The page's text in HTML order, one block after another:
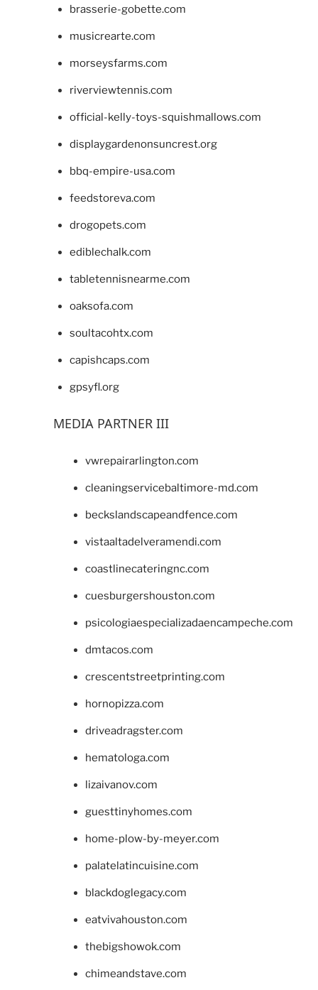
brasserie-gobette.com
musicrearte.com
morseysfarms.com
riverviewtennis.com
official-kelly-toys-squishmallows.com
displaygardenonsuncrest.org
bbq-empire-usa.com
feedstoreva.com
drogopets.com
ediblechalk.com
tabletennisnearme.com
oaksofa.com
soultacohtx.com
capishcaps.com
gpsyfl.org
MEDIA PARTNER III
vwrepairarlington.com
cleaningservicebaltimore-md.com
beckslandscapeandfence.com
vistaaltadelveramendi.com
coastlinecateringnc.com
cuesburgershouston.com
psicologiaespecializadaencampeche.com
dmtacos.com
crescentstreetprinting.com
hornopizza.com
driveadragster.com
hematologa.com
lizaivanov.com
guesttinyhomes.com
home-plow-by-meyer.com
palatelatincuisine.com
blackdoglegacy.com
eatvivahouston.com
thebigshowok.com
chimeandstave.com